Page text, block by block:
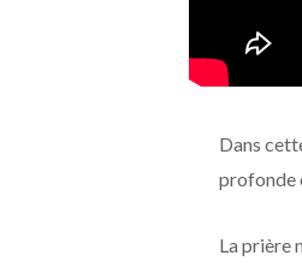
Dans
profonde
La prière